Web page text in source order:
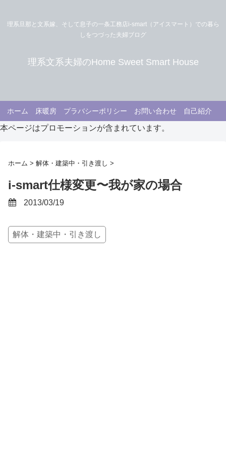
理系旦那と文系嫁、そして息子の一条工務店i-smart（アイスマート）での暮ら
しをつづった夫婦ブログ
理系文系夫婦のHome Sweet Smart House
ホーム 床暖房 プラバシーポリシー お問い合わせ 自己紹介
本ページはプロモーションが含まれています。
ホーム > 解体・建築中・引き渡し >
i-smart仕様変更〜我が家の場合
2013/03/19
解体・建築中・引き渡し